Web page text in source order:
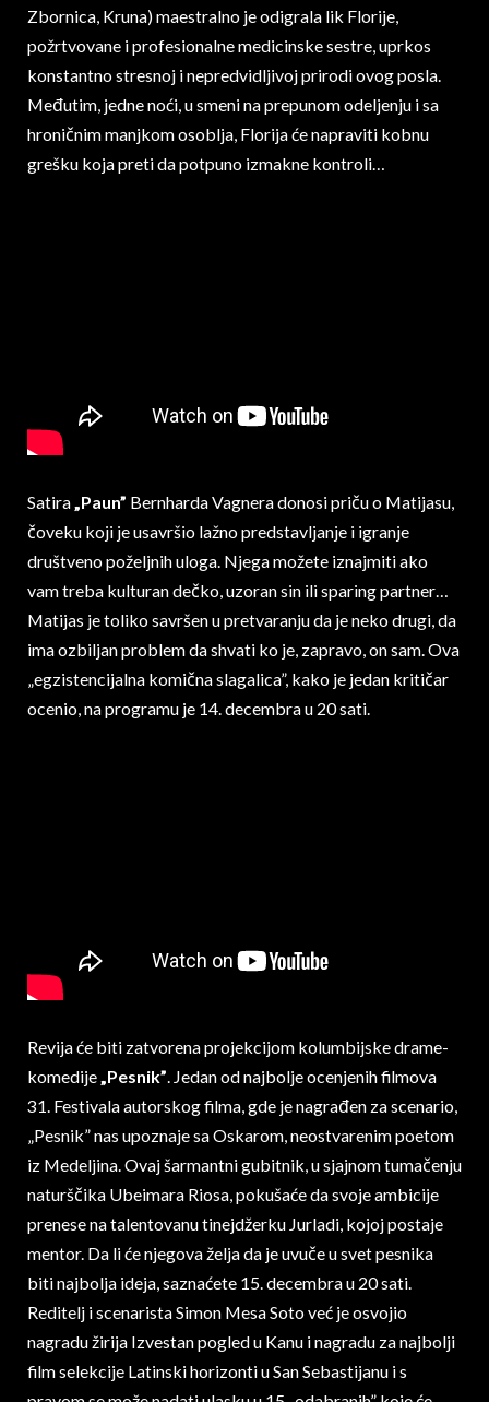
Zbornica, Kruna) maestralno je odigrala lik Florije,
požrtvovane i profesionalne medicinske sestre, uprkos
konstantno stresnoj i nepredvidljivoj prirodi ovog posla.
Međutim, jedne noći, u smeni na prepunom odeljenju i sa
hroničnim manjkom osoblja, Florija će napraviti kobnu
grešku koja preti da potpuno izmakne kontroli…
Satira„Paun” Bernharda Vagnera donosi priču o Matijasu,
čoveku koji je usavršio lažno predstavljanje i igranje
društveno poželjnih uloga. Njega možete iznajmiti ako
vam treba kulturan dečko, uzoran sin ili sparing partner…
Matijas je toliko savršen u pretvaranju da je neko drugi, da
ima ozbiljan problem da shvati ko je, zapravo, on sam. Ova
„egzistencijalna komična slagalica”, kako je jedan kritičar
ocenio, na programu je 14. decembra u 20 sati.
Revija će biti zatvorena projekcijom kolumbijske drame-
komedije„Pesnik”. Jedan od najbolje ocenjenih filmova
31. Festivala autorskog filma, gde je nagrađen za scenario,
„Pesnik” nas upoznaje sa Oskarom, neostvarenim poetom
iz Medeljina. Ovaj šarmantni gubitnik, u sjajnom tumačenju
naturščika Ubeimara Riosa, pokušaće da svoje ambicije
prenese na talentovanu tinejdžerku Jurladi, kojoj postaje
mentor. Da li će njegova želja da je uvuče u svet pesnika
biti najbolja ideja, saznaćete 15. decembra u 20 sati.
Reditelj i scenarista Simon Mesa Soto već je osvojio
nagradu žirija Izvestan pogled u Kanu i nagradu za najbolji
film selekcije Latinski horizonti u San Sebastijanu i s